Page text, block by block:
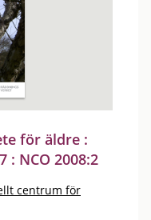
för äldre :
: NCO 2008:2
centrum för